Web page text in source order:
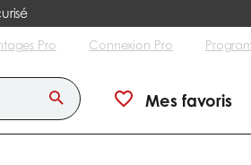
Pro Connexion Pro
Mes favoris